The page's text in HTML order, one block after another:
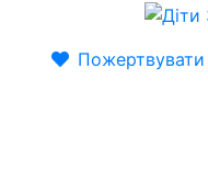
Пожертвувати